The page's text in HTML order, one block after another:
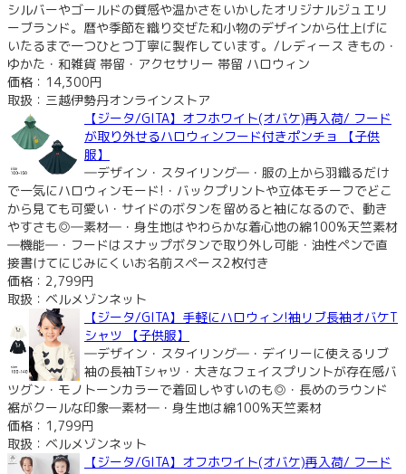
シルバーやゴールドの質感や温かさをいかしたオリジナルジュエリ
ーブランド。暦や季節を織り交ぜた和小物のデザインから仕上げに
いたるまで一つひとつ丁寧に製作しています。/レディース きもの・
ゆかた・和雑貨 帯留・アクセサリー 帯留 ハロウィン
価格：14,300円
取扱：三越伊勢丹オンラインストア
【ジータ/GITA】オフホワイト(オバケ)再入荷/ フード
が取り外せるハロウィンフード付きポンチョ 【子供
服】
―デザイン・スタイリング―・服の上から羽織るだけ
で一気にハロウィンモード!・バックプリントや立体モチーフでどこ
から見ても可愛い・サイドのボタンを留めると袖になるので、動き
やすさも◎―素材―・身生地はやわらかな着心地の綿100%天竺素材
―機能―・フードはスナップボタンで取り外し可能・油性ペンで直
接書けてにじみにくいお名前スペース2枚付き
価格：2,799円
取扱：ベルメゾンネット
【ジータ/GITA】手軽にハロウィン!袖リブ長袖オバケT
シャツ 【子供服】
―デザイン・スタイリング―・デイリーに使えるリブ
袖の長袖Tシャツ・大きなフェイスプリントが存在感バ
ツグン・モノトーンカラーで着回しやすいのも◎・長めのラウンド
裾がクールな印象―素材―・身生地は綿100%天竺素材
価格：1,799円
取扱：ベルメゾンネット
【ジータ/GITA】オフホワイト(オバケ)再入荷/ フード